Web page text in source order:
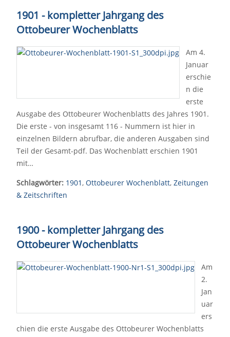
1901 - kompletter Jahrgang des
Ottobeurer Wochenblatts
Am 4.
Januar
erschie
n die
erste
Ausgabe des Ottobeurer Wochenblatts des Jahres 1901.
Die erste - von insgesamt 116 - Nummern ist hier in
einzelnen Bildern abrufbar, die anderen Ausgaben sind
Teil der Gesamt-pdf. Das Wochenblatt erschien 1901
mit…
Schlagwörter: 1901, Ottobeurer Wochenblatt, Zeitungen
& Zeitschriften
1900 - kompletter Jahrgang des
Ottobeurer Wochenblatts
Am
2.
Jan
uar
ers
chien die erste Ausgabe des Ottobeurer Wochenblatts